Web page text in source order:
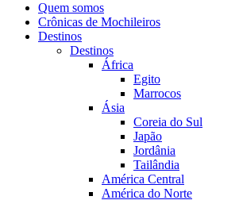
Quem somos
Crônicas de Mochileiros
Destinos
Destinos
África
Egito
Marrocos
Ásia
Coreia do Sul
Japão
Jordânia
Tailândia
América Central
América do Norte